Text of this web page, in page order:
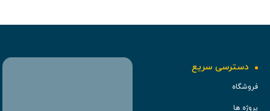
دسترسی سریع
فروشگاه
پروژه ها